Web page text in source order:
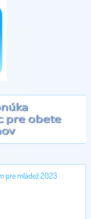
pre mládež 2023